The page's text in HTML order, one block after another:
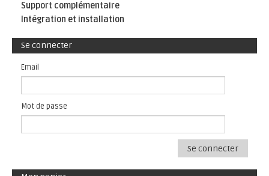
Support complémentaire
Intégration et installation
Se connecter
Email
Mot de passe
Se connecter